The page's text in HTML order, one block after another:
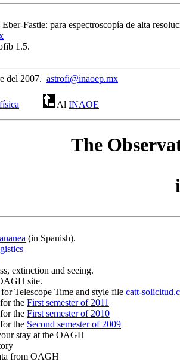
Fastie: para espectroscopía de alta
1.5.
del 2007. astrofi@inaoep.mx
Al INAOE
The
(in Spanish).
extinction and seeing.
site.
for Telescope Time and style file catt-
the First semester of 2011
the First semester of 2010
the Second semester of 2009
stay at the OAGH
from OAGH